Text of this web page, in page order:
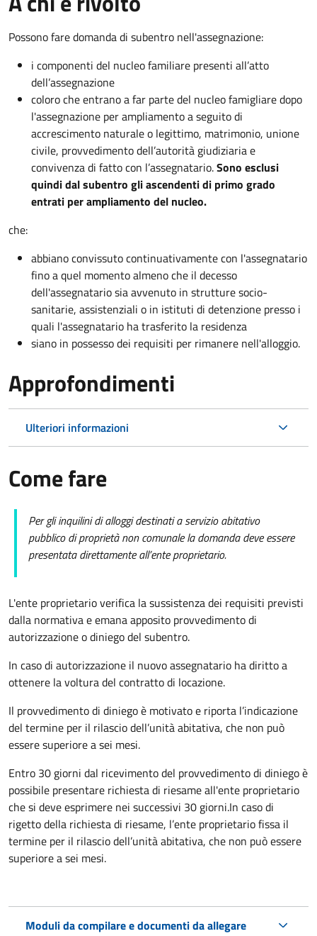
Possono fare domanda di subentro nell'assegnazione:
i componenti del nucleo familiare presenti all’atto
dell’assegnazione
coloro che entrano a far parte del nucleo famigliare dopo
l'assegnazione per ampliamento a seguito di
accrescimento naturale o legittimo, matrimonio, unione
civile, provvedimento dell’autorità giudiziaria e
convivenza di fatto con l’assegnatario.Sono esclusi
quindi dal subentro gli ascendenti di primo grado
entrati per ampliamento del nucleo.
che:
abbiano convissuto continuativamente con l'assegnatario
fino a quel momento almeno che il decesso
dell'assegnatario sia avvenuto in strutture socio-
sanitarie, assistenziali o in istituti di detenzione presso i
quali l'assegnatario ha trasferito la residenza
siano in possesso dei requisiti per rimanere nell'alloggio.
Approfondimenti
Ulteriori informazioni
Come fare
Per gli inquilini di alloggi destinati a servizio abitativo
pubblico di proprietà non comunale la domanda deve essere
presentata direttamente all’ente proprietario.
L'ente proprietario verifica la sussistenza dei requisiti previsti
dalla normativa e emana apposito provvedimento di
autorizzazione o diniego del subentro.
In caso di autorizzazione il nuovo assegnatario ha diritto a
ottenere la voltura del contratto di locazione.
Il provvedimento di diniego è motivato e riporta l’indicazione
del termine per il rilascio dell’unità abitativa, che non può
essere superiore a sei mesi.
Entro 30 giorni dal ricevimento del provvedimento di diniego è
possibile presentare richiesta di riesame all'ente proprietario
che si deve esprimere nei successivi 30 giorni.In caso di
rigetto della richiesta di riesame, l’ente proprietario fissa il
termine per il rilascio dell’unità abitativa, che non può essere
superiore a sei mesi.
Moduli da compilare e documenti da allegare